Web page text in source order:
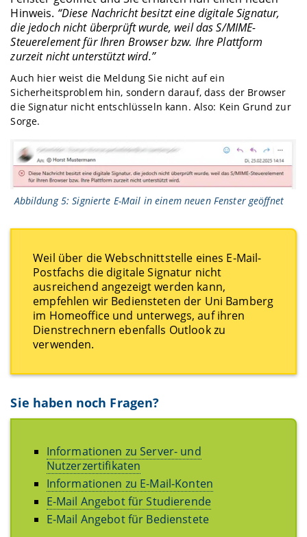
Hinweis. “Diese Nachricht besitzt eine digitale Signatur,
die jedoch nicht überprüft wurde, weil das S/MIME-
Steuerelement für Ihren Browser bzw. Ihre Plattform
zurzeit nicht unterstützt wird.”
Auch hier weist die Meldung Sie nicht auf ein
Sicherheitsproblem hin, sondern darauf, dass der Browser
die Signatur nicht entschlüsseln kann. Also: Kein Grund zur
Sorge.
Abbildung 5: Signierte E-Mail in einem neuen Fenster geöffnet
Weil über die Webschnittstelle eines E-Mail-
Postfachs die digitale Signatur nicht
ausreichend angezeigt werden kann,
empfehlen wir Bediensteten der Uni Bamberg
im Homeoffice und unterwegs, auf ihren
Dienstrechnern ebenfalls Outlook zu
verwenden.
Sie haben noch Fragen?
Informationen zu Server- und
Nutzerzertifikaten
Informationen zu E-Mail-Konten
E-Mail Angebot für Studierende
E-Mail Angebot für Bedienstete